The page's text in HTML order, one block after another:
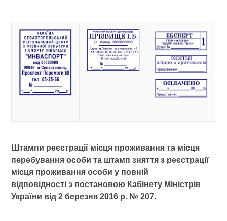
Штампи реєстрації місця проживання та місця
перебування особи та штамп зняття з реєстрації
місця проживання особи у повній
відповідності з постановою Кабінету Міністрів
України від 2 березня 2016 р. № 207.